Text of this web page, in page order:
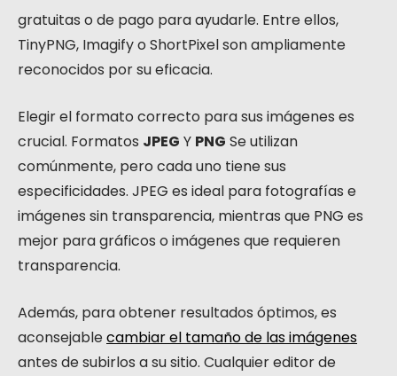
gratuitas o de pago para ayudarle. Entre ellos,
TinyPNG, Imagify o ShortPixel son ampliamente
reconocidos por su eficacia.
Elegir el formato correcto para sus imágenes es
crucial. Formatos JPEG Y PNG Se utilizan
comúnmente, pero cada uno tiene sus
especificidades. JPEG es ideal para fotografías e
imágenes sin transparencia, mientras que PNG es
mejor para gráficos o imágenes que requieren
transparencia.
Además, para obtener resultados óptimos, es
aconsejablecambiar el tamaño de las imágenes
antes de subirlos a su sitio. Cualquier editor de